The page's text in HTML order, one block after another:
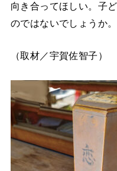
向き合ってほしい。子
のではないでしょうか。
（取材／宇賀佐智子）